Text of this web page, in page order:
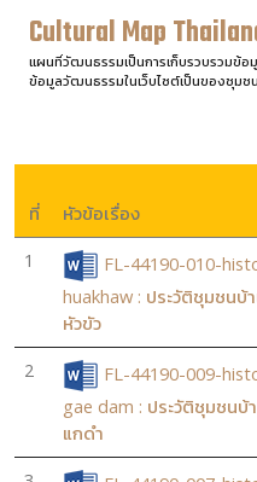
Cultural Map
แผนที่วัฒนธรรมเป็นการเก็บรวบรวมข้อ
ข้อมูลวัฒนธรรมในเว็บไซต์เป็นของชุม
ที่ หัวข้อเรื่อง
1
FL-44190-010-
huakhaw : ประวัติชุมชนบ้
หัวขัว
2
FL-44190-009-
gae dam : ประวัติชุมชนบ้
แกดำ